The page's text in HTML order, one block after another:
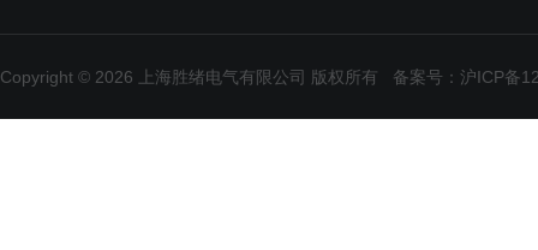
Copyright © 2026 上海胜绪电气有限公司 版权所有 备案号：沪ICP备